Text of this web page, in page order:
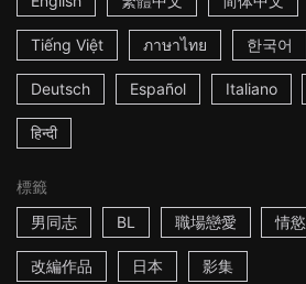
Tiếng Việt ภาษาไทย 한국어
Deutsch Español Italiano
हिन्दी
標籤
男同志
BL 職場戀愛 情慾
改編作品 日本 影集